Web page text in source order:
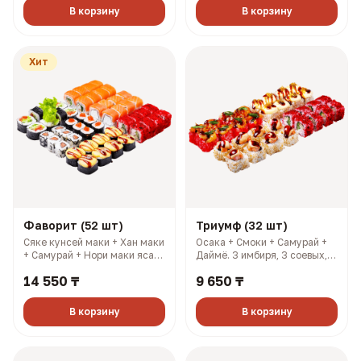
ккал) В корзину В корзину
Хит
Фаворит (52 шт)
Сяке кунсей маки + Хан маки
+ Самурай + Нори маки ясай
Салмон + Чикси хот. 4
4 васаби (1606 гр, 2733
ккал)
14 550 ₸
В корзину
Триумф (32 шт)
Осака + Смоки + Самурай +
Даймё. 3 имбиря, 3 соевых, 3
2013 ккал)
9 650 ₸
В корзину